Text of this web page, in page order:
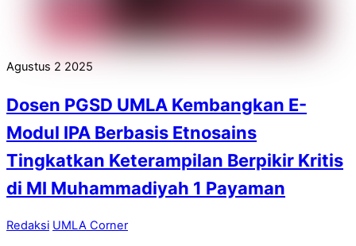
Agustus 2 2025
Dosen PGSD UMLA Kembangkan E-
Modul IPA Berbasis Etnosains
Tingkatkan Keterampilan Berpikir Kritis
di MI Muhammadiyah 1 Payaman
Redaksi UMLA Corner